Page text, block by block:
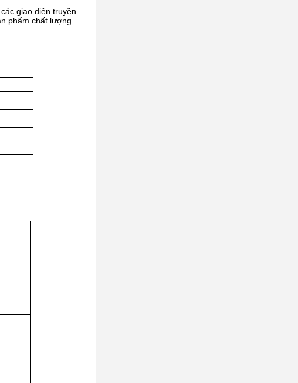
giao diện truyền
phẩm chất lượng